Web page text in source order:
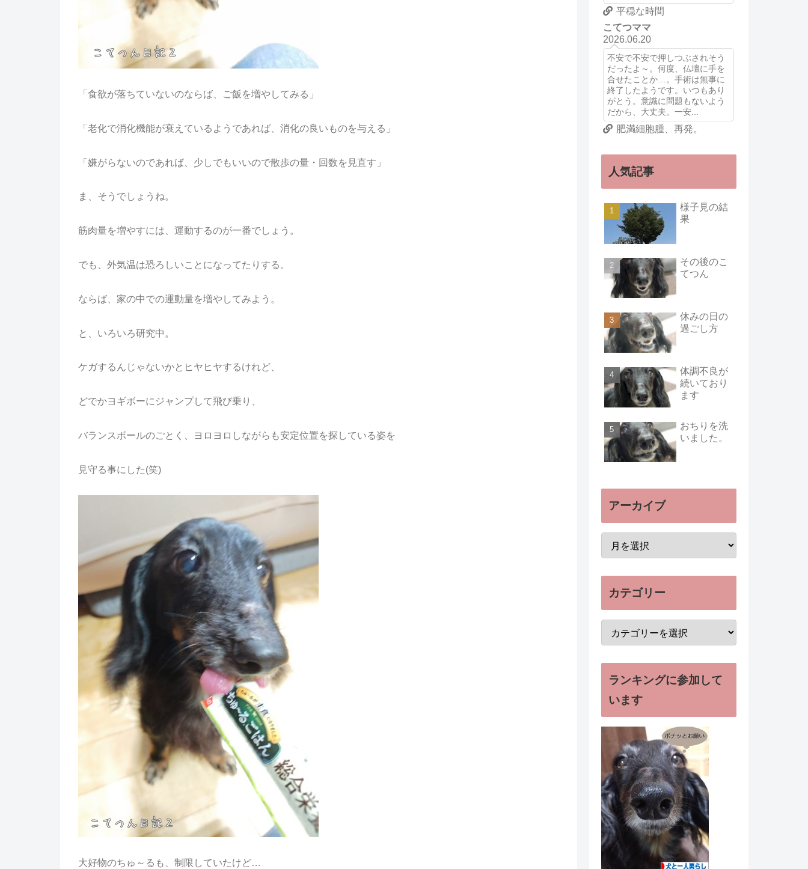
「食欲が落ちていないのならば、ご飯を増やしてみる」
「老化で消化機能が衰えているようであれば、消化の良いものを与える」
「嫌がらないのであれば、少しでもいいので散歩の量・回数を見直す」
ま、そうでしょうね。
筋肉量を増やすには、運動するのが一番でしょう。
でも、外気温は恐ろしいことになってたりする。
ならば、家の中での運動量を増やしてみよう。
と、いろいろ研究中。
ケガするんじゃないかとヒヤヒヤするけれど、
どでかヨギボーにジャンプして飛び乗り、
バランスボールのごとく、ヨロヨロしながらも安定位置を探している姿を
見守る事にした(笑)
大好物のちゅ～るも、制限していたけど…
平穏な時間
こてつママ
2026.06.20
不安で不安で押しつぶされそう
だったよ～。何度、仏壇に手を
合せたことか…。手術は無事に
終了したようです。いつもあり
がとう。意識に問題もないよう
だから、大丈夫。一安...
肥満細胞腫、再発。
人気記事
様子見の結
果
その後のこ
てつん
休みの日の
過ごし方
体調不良が
続いており
ます
おちりを洗
いました。
アーカイブ
カテゴリー
ランキングに参加して
います